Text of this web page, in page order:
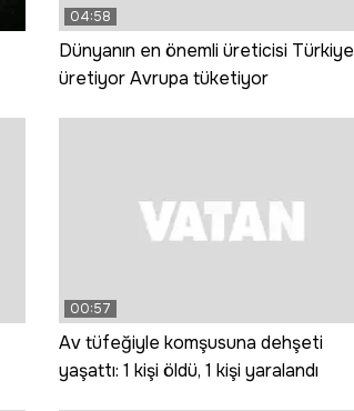
04:58
Dünyanın en önemli üreticisi Türkiye
üretiyor Avrupa tüketiyor
00:57
Av tüfeğiyle komşusuna dehşeti
yaşattı: 1 kişi öldü, 1 kişi yaralandı